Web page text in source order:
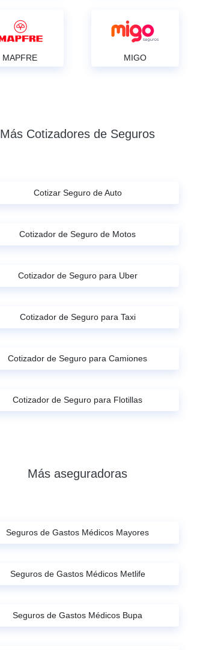
MAPFRE MIGO
Más Cotizadores de Seguros
Cotizar Seguro de Auto
Cotizador de Seguro de Motos
Cotizador de Seguro para Uber
Cotizador de Seguro para Taxi
Cotizador de Seguro para Camiones
Cotizador de Seguro para Flotillas
Más aseguradoras
Seguros de Gastos Médicos Mayores
Seguros de Gastos Médicos Metlife
Seguros de Gastos Médicos Bupa